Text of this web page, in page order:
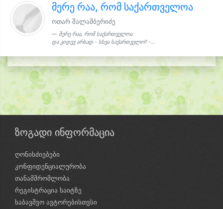
მერე რაა, რომ საქართველოა
ოთარ შალამბერიძე
მერე რაა, რომ საქართველოა
და კიდევ არსად - სხვა საქართველო? -...
ზოგადი ინფორმაცია
ღონისძიებები
კონფიდენციალურობა
თანამშრომლობა
რეგისტრაცია საიტზე
საბავშვო ავტორებისთვსი